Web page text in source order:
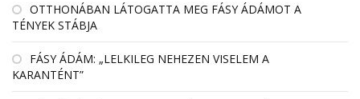
OTTHONÁBAN LÁTOGATTA MEG FÁSY ÁDÁMOT A
TÉNYEK STÁBJA
FÁSY ÁDÁM: „LELKILEG NEHEZEN VISELEM A
KARANTÉNT”